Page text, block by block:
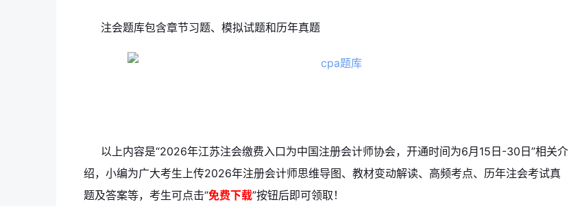
注会题库包含章节习题、模拟试题和历年真题
以上内容是“2026年江苏注会缴费入口为中国注册会计师协会，开通时间为6月15日-30日”相关介
绍，小编为广大考生上传2026年注册会计师思维导图、教材变动解读、高频考点、历年注会考试真
题及答案等，考生可点击“免费下载”按钮后即可领取 ！